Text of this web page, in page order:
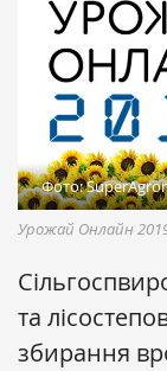
Фото:
Урожай Онлайн
та
збирання